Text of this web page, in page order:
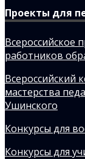
Проекты для
Всероссийское
работников
Всероссийский
мастерства
Ушинского
Конкурсы для
Конкурсы для